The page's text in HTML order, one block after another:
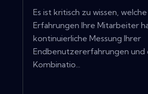
Es ist kritisch zu wissen, welche
Erfahrungen Ihre Mitarbeiter
kontinuierliche Messung Ihrer
Endbenutzererfahrungen und
Kombinatio...